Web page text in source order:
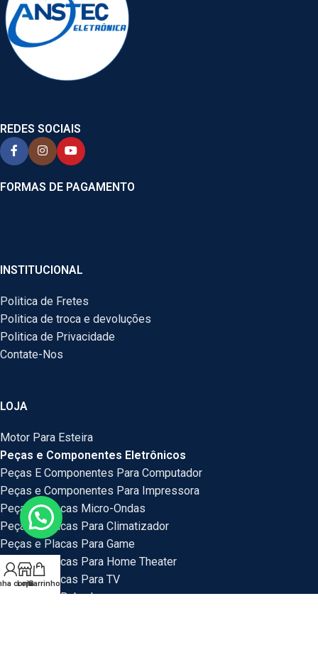
REDES SOCIAIS
FORMAS DE PAGAMENTO
INSTITUCIONAL
Politica de Fretes
Politica de troca e devoluções
Politica de Privacidade
Contate-Nos
LOJA
Motor Para Esteira
Peças e Componentes Eletrônicos
Peças E Componentes Para Computador
Peças e Componentes Para Impressora
Peças e Placas Micro-Ondas
Peças e Placas Para Climatizador
Peças e Placas Para Game
Peças e Placas Para Home Theater
Peças e Placas Para TV
Peças Para Bebedouro
conta
LojaCarrinho